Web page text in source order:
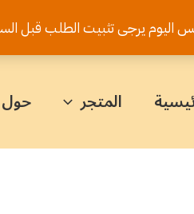
الطلب قبل الساعة 17:00 - يجب طلب قوالب الكيك قبل
المتجر حول